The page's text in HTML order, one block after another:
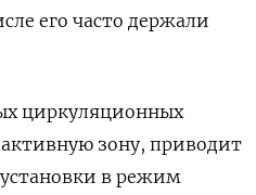
его часто держали
циркуляционных
зону, приводит
в режим